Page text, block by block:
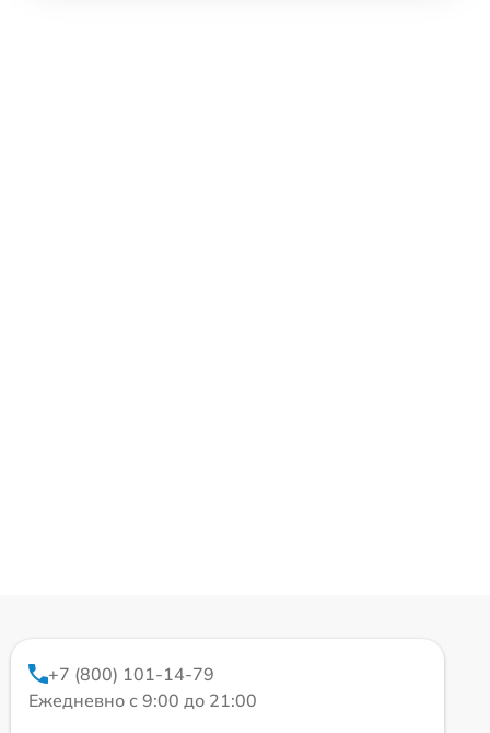
+7 (800) 101-14-79
Ежедневно с 9:00 до 21:00